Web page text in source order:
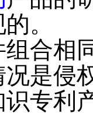
。
合相
是侵
专利